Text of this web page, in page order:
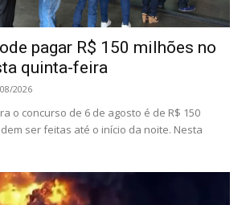
pagar R$ 150 milhões no
quinta-feira
2026
o concurso de 6 de agosto é de R$ 150
ser feitas até o início da noite. Nesta